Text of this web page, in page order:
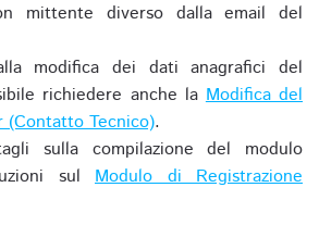
mittente diverso dalla email del
modifica dei dati anagrafici del
richiedere anche laModifica del
Tecnico).
sulla compilazione del modulo
sul Modulo di Registrazione